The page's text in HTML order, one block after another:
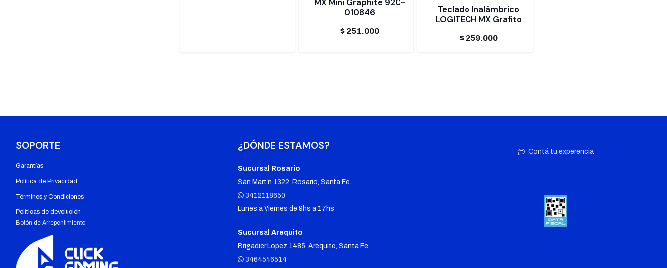
MX Mini Graphite 920-
010846
$ 251.000
Teclado Inalámbrico
LOGITECH MX Grafito
$259.000
SOPORTE
Garantías
Política de Privacidad
Términos y Condiciones
Políticas de devolución
Botón de Arrepentimiento
¿DÓNDE ESTAMOS?
Sucursal Rosario
San Martín 1322, Rosario, Santa Fe.
3412118650
Lunes a Viernes de 9hs a 17hs
Sucursal Arequito
Brigadier Lopez 1485, Arequito, Santa Fe.
3464546514
Contá tu experencia